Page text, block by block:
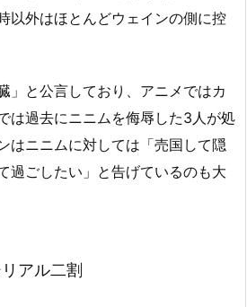
以外はほとんどウェインの側に控
」と公言しており、アニメではカ
は過去にニニムを侮辱した3人が処
はニニムに対しては「売国して隠
過ごしたい」と告げているのも大
アル二割